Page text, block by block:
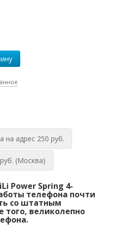
на адрес 250 руб.
(Москва)
Power Spring 4-
телефона почти
со штатным
того, великолепно